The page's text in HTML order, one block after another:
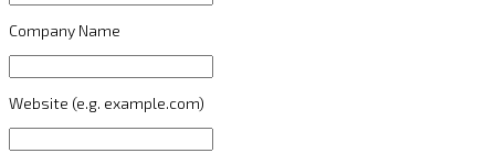
Company Name
Website (e.g. example.com)